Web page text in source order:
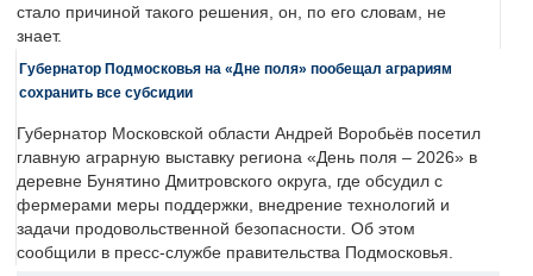
стало причиной такого решения, он, по его словам, не
знает.
Губернатор Подмосковья на «Дне поля» пообещал аграриям
сохранить все субсидии
Губернатор Московской области Андрей Воробьёв посетил
главную аграрную выставку региона «День поля – 2026» в
деревне Бунятино Дмитровского округа, где обсудил с
фермерами меры поддержки, внедрение технологий и
задачи продовольственной безопасности. Об этом
сообщили в пресс-службе правительства Подмосковья.